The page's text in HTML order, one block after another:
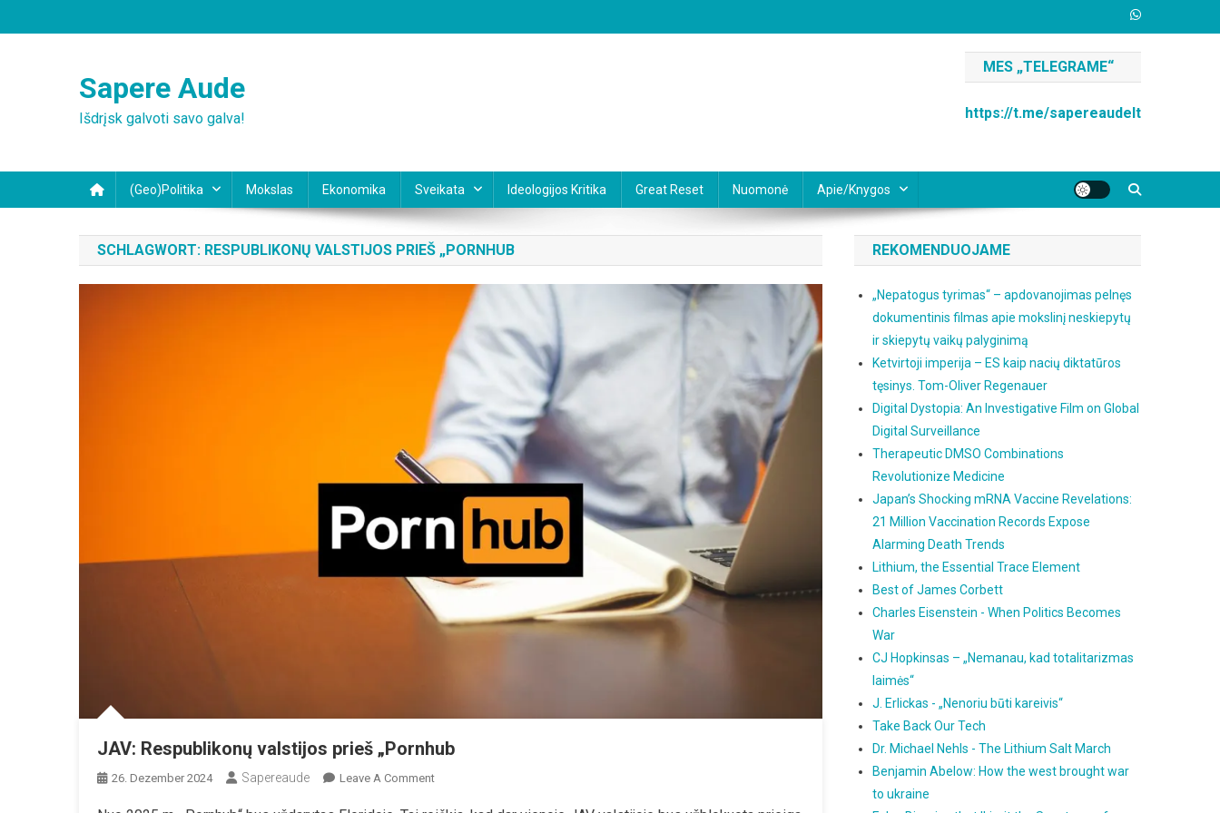
to
Sapere Aude
Išdrįsk galvoti savo galva!
MES „TELEGRAME“
https://t.me/sapereaudelt
(Geo)Politika Mokslas Ekonomika Sveikata Ideologijos Kritika Great Reset Nuomonė Apie/knygos
SCHLAGWORT: RESPUBLIKONŲ VALSTIJOS PRIEŠ „PORNHUB
JAV: Respublikonų valstijos prieš „Pornhub
26. Dezember 2024 Sapereaude Leave A CommentOn
REKOMENDUOJAME
„Nepatogus tyrimas“ – apdovanojimas pelnęs
dokumentinis filmas apie mokslinį neskiepytų
ir skiepytų vaikų palyginimą
Ketvirtoji imperija – ES kaip nacių diktatūros
tęsinys. Tom-Oliver Regenauer
Digital Dystopia: An Investigative Film on Global
Digital Surveillance
Therapeutic DMSO Combinations
Revolutionize Medicine
Japan’s Shocking mRNA Vaccine Revelations:
21 Million Vaccination Records Expose
Alarming Death Trends
Lithium, the Essential Trace Element
Best of James Corbett
Charles Eisenstein - When Politics Becomes
War
CJ Hopkinsas – „Nemanau, kad totalitarizmas
laimės“
J. Erlickas - „Nenoriu būti kareivis“
Take Back Our Tech
Dr. Michael Nehls - The Lithium Salt March
Benjamin Abelow: How the west brought war
to ukraine